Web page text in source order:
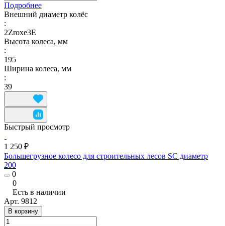
Подробнее
Внешний диаметр колёс
:
2Zroxe3E
Высота колеса, мм
:
195
Ширина колеса, мм
:
39
Быстрый просмотр
1 250 ₽
Большегрузное колесо для строительных лесов SC диаметр
200
0
0
Есть в наличии
Арт. 9812
В корзину